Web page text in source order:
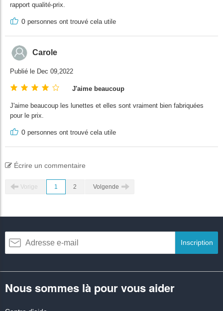
rapport qualité-prix.
0 personnes ont trouvé cela utile
Carole
Publié le Dec 09,2022
J'aime beaucoup
J'aime beaucoup les lunettes et elles sont vraiment bien fabriquées
pour le prix.
0 personnes ont trouvé cela utile
Écrire un commentaire
Vorige 1 2 Volgende
Inscription
Nous sommes là pour vous aider